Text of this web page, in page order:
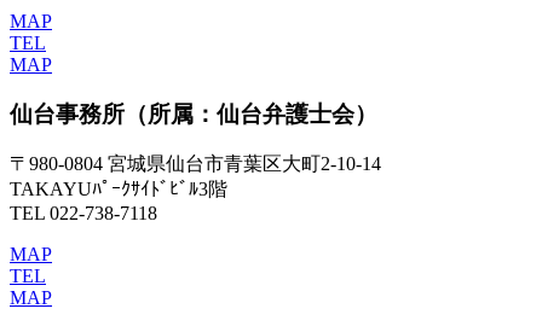
MAP
TEL
MAP
仙台事務所 （所属：仙台弁護士会）
〒980-0804 宮城県仙台市青葉区大町2-10-14
TAKAYUﾊﾟｰｸｻｲﾄﾞﾋﾞﾙ3階
TEL 022-738-7118
MAP
TEL
MAP